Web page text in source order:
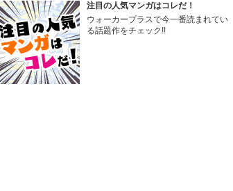
注目の人気マンガはコレだ！
ウォーカープラスで今一番読まれてい
る話題作をチェック!!